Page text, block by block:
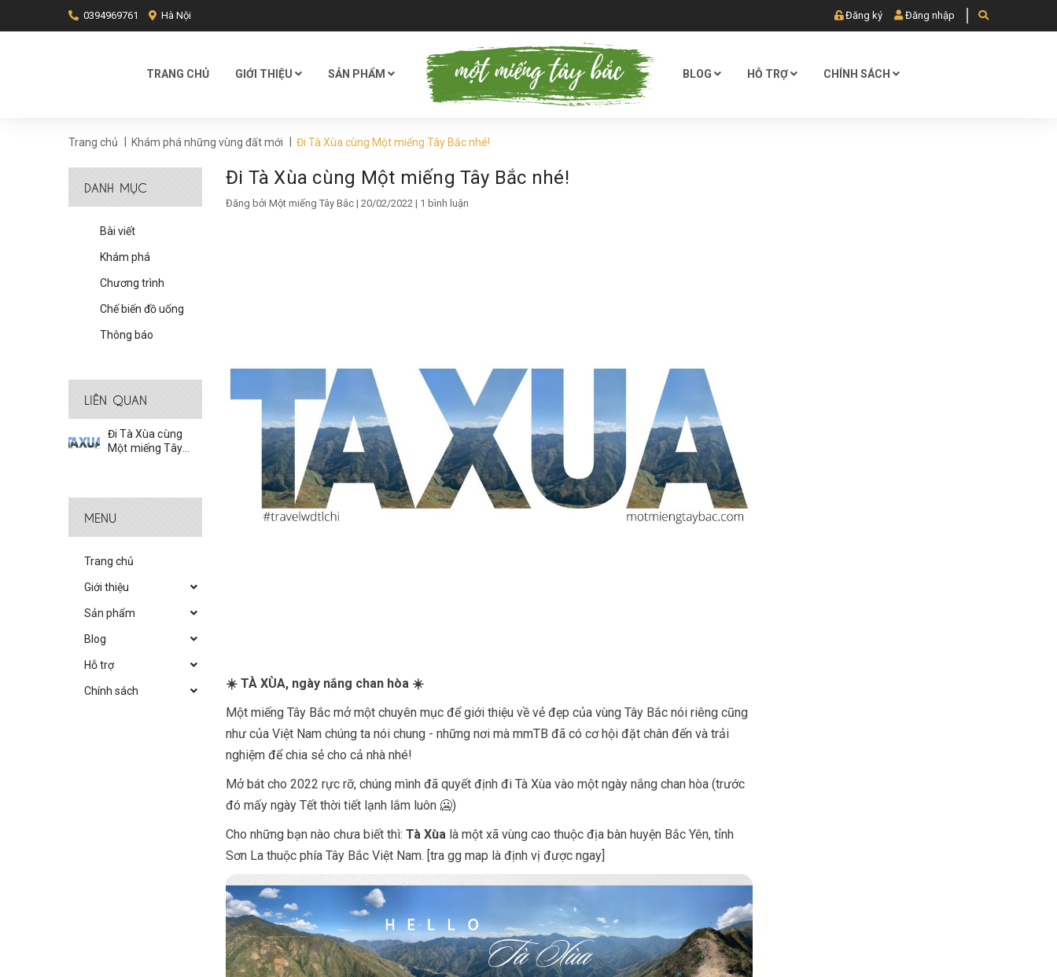
0394969761 Hà Nội Đăng ký Đăng nhập
TRANG CHỦ GIỚI THIỆU SẢN PHẨM BLOG HỖ TRỢ CHÍNH SÁCH
Trang chủ Khám phá những vùng đất mới Đi Tà Xùa cùng Một miếng Tây Bắc nhé!
Đi Tà Xùa cùng Một miếng Tây Bắc nhé!
Đăng bởi Một miếng Tây Bắc | 20/02/2022 | 1 bình luận
☀️ TÀ XÙA, ngày nắng chan hòa ☀️
Một miếng Tây Bắc mở một chuyên mục để giới thiệu về vẻ đẹp của vùng Tây Bắc nói riêng cũng
như của Việt Nam chúng ta nói chung - những nơi mà mmTB đã có cơ hội đặt chân đến và trải
nghiệm để chia sẻ cho cả nhà nhé!
Mở bát cho 2022 rực rỡ, chúng mình đã quyết định đi Tà Xùa vào một ngày nắng chan hòa (trước
đó mấy ngày Tết thời tiết lạnh lắm luôn 🥶)
Cho những bạn nào chưa biết thì: Tà Xùa là một xã vùng cao thuộc địa bàn huyện Bắc Yên, tỉnh
Sơn La thuộc phía Tây Bắc Việt Nam. [tra gg map là định vị được ngay]
DANH MỤC
Bài viết
Khám phá
Chương trình
Chế biến đồ uống
Thông báo
LIÊN QUAN
Đi Tà Xùa cùng
Một miếng Tây
MENU
Trang chủ
Giới thiệu
Sản phẩm
Blog
Hỗ trợ
Chính sách